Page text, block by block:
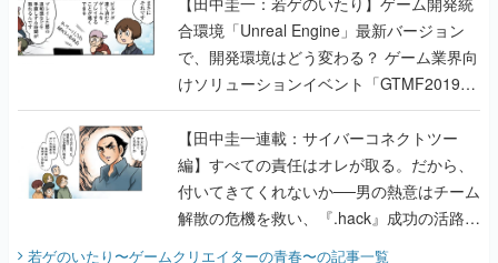
合環境「Unreal Engine」最新バージョン
で、開発環境はどう変わる？ ゲーム業界向
けソリューションイベント「GTMF2019」
に行って、より理解を深めよう【PR】
【田中圭一連載：サイバーコネクトツー
編】すべての責任はオレが取る。だから、
付いてきてくれないか──男の熱意はチーム
解散の危機を救い、『.hack』成功の活路を
若ゲのいたり〜ゲームクリエイターの青春〜の記事一覧